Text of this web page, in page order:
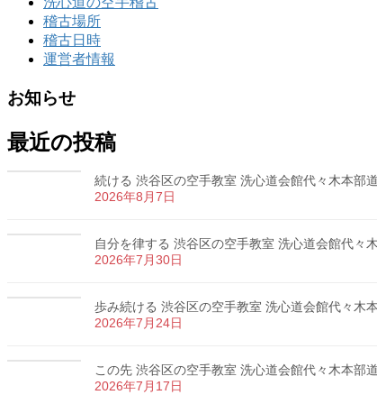
稽古場所
稽古日時
運営者情報
お知らせ
最近の投稿
続ける 渋谷区の空手教室 洗心道会館代々木本部
2026年8月7日
自分を律する 渋谷区の空手教室 洗心道会館代々
2026年7月30日
歩み続ける 渋谷区の空手教室 洗心道会館代々木
2026年7月24日
この先 渋谷区の空手教室 洗心道会館代々木本部
2026年7月17日